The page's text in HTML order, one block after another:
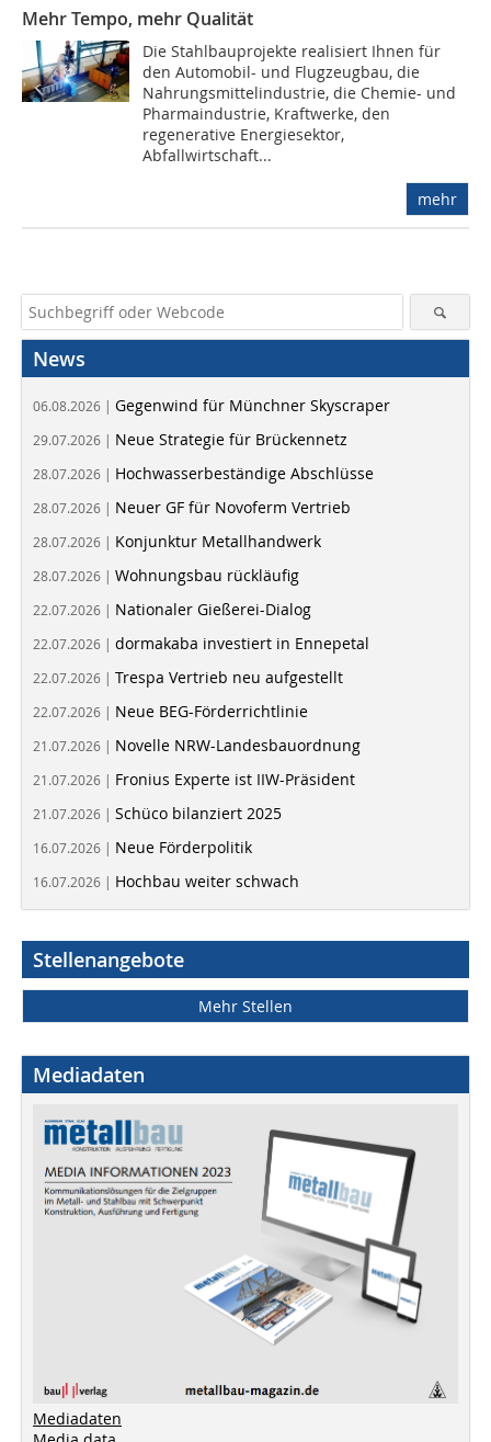
Mehr Tempo, mehr Qualität
Die Stahlbauprojekte realisiert Ihnen für
den Automobil- und Flugzeugbau, die
Nahrungsmittelindustrie, die Chemie- und
Pharmaindustrie, Kraftwerke, den
regenerative Energiesektor,
Abfallwirtschaft...
mehr
News
06.08.2026 | Gegenwind für Münchner Skyscraper
29.07.2026 | Neue Strategie für Brückennetz
28.07.2026 | Hochwasserbeständige Abschlüsse
28.07.2026 | Neuer GF für Novoferm Vertrieb
28.07.2026 | Konjunktur Metallhandwerk
28.07.2026 | Wohnungsbau rückläufig
22.07.2026 | Nationaler Gießerei-Dialog
22.07.2026 | dormakaba investiert in Ennepetal
22.07.2026 | Trespa Vertrieb neu aufgestellt
22.07.2026 | Neue BEG-Förderrichtlinie
21.07.2026 | Novelle NRW-Landesbauordnung
21.07.2026 | Fronius Experte ist IIW-Präsident
21.07.2026 | Schüco bilanziert 2025
16.07.2026 | Neue Förderpolitik
16.07.2026 | Hochbau weiter schwach
Stellenangebote
Mehr Stellen
Mediadaten
Mediadaten